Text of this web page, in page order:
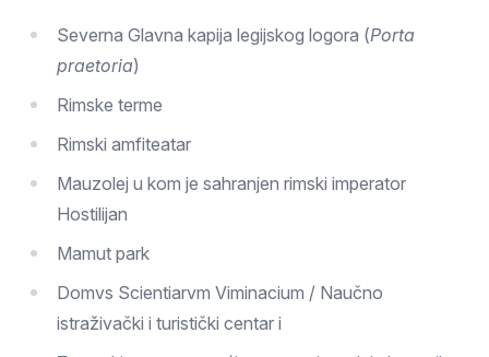
Severna Glavna kapija legijskog logora (Porta
praetoria)
Rimske terme
Rimski amfiteatar
Mauzolej u kom je sahranjen rimski imperator
Hostilijan
Mamut park
Domvs Scientiarvm Viminacium / Naučno
istraživački i turistički centar i